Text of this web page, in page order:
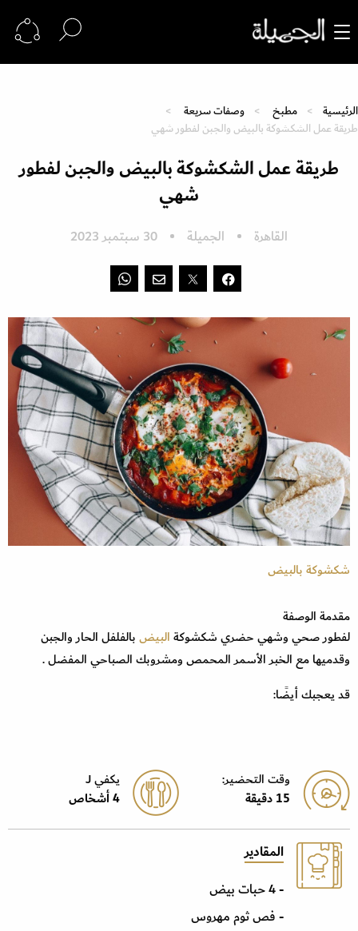
الرئيسية مطبخ
وصفات سريعة
طريقة عمل الشكشوكة بالبيض والجبن لفطور شهي
طريقة عمل الشكشوكة بالبيض والجبن لفطور
شهي
القاهرة الجميلة 30 سبتمبر 2023
شكشوكة بالبيض
مقدمة الوصفة
لفطور صحي وشهي حضري شكشوكةالبيضبالفلفل الحار والجبن
وقدميها مع الخبر الأسمر المحمص ومشروبك الصباحي المفضل .
قد يعجبك أيضًا:
وقت التحضير:
15 دقيقة
يكفي J
4 أشخاص
المقادير
- 4 حبات بيض
- فص ثوم مهروس